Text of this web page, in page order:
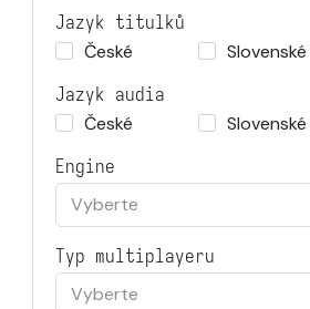
Jazyk titulků
České
Slovenské
Jazyk audia
České
Slovenské
Engine
Vyberte
Typ multiplayeru
Vyberte